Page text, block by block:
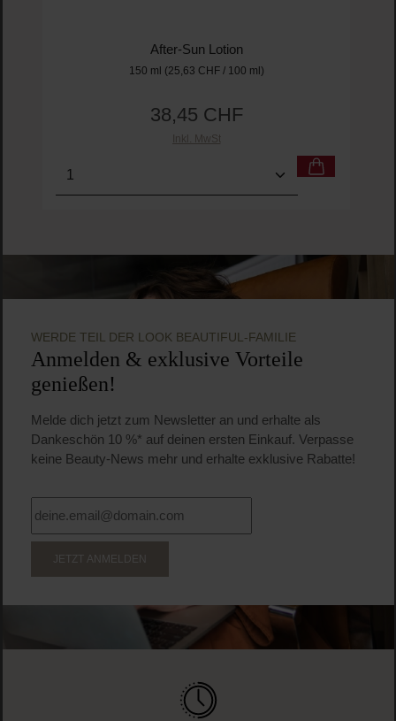
After-Sun Lotion
150 ml (25,63 CHF / 100 ml)
Regulärer Preis:
38,45 CHF
Inkl. MwSt
Produkt Anzahl: Gib den gewünschten Wert
WERDE TEIL DER LOOK BEAUTIFUL-FAMILIE
Anmelden & exklusive Vorteile
genießen!
Melde dich jetzt zum Newsletter an und erhalte als
Dankeschön 10 %* auf deinen ersten Einkauf. Verpasse
keine Beauty-News mehr und erhalte exklusive Rabatte!
JETZT ANMELDEN